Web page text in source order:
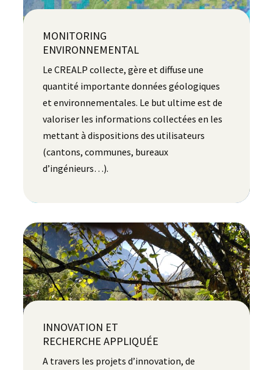
MONITORING
ENVIRONNEMENTAL
Le CREALP collecte, gère et diffuse une
quantité importante données géologiques
et environnementales. Le but ultime est de
valoriser les informations collectées en les
mettant à dispositions des utilisateurs
(cantons, communes, bureaux
d’ingénieurs…).
INNOVATION ET
RECHERCHE APPLIQUÉE
A travers les projets d’innovation, de